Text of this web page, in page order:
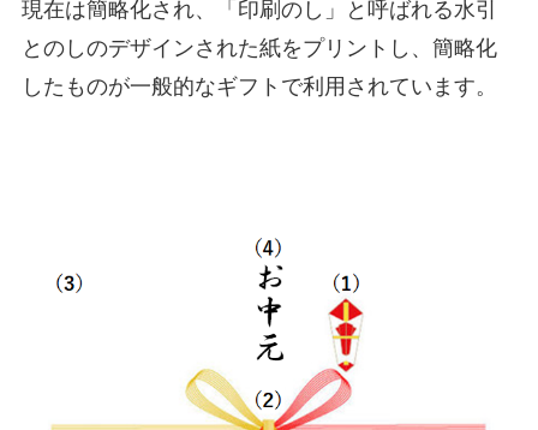
現在は簡略化され、「印刷のし」と呼ばれる水引
とのしのデザインされた紙をプリントし、簡略化
したものが一般的なギフトで利用されています。